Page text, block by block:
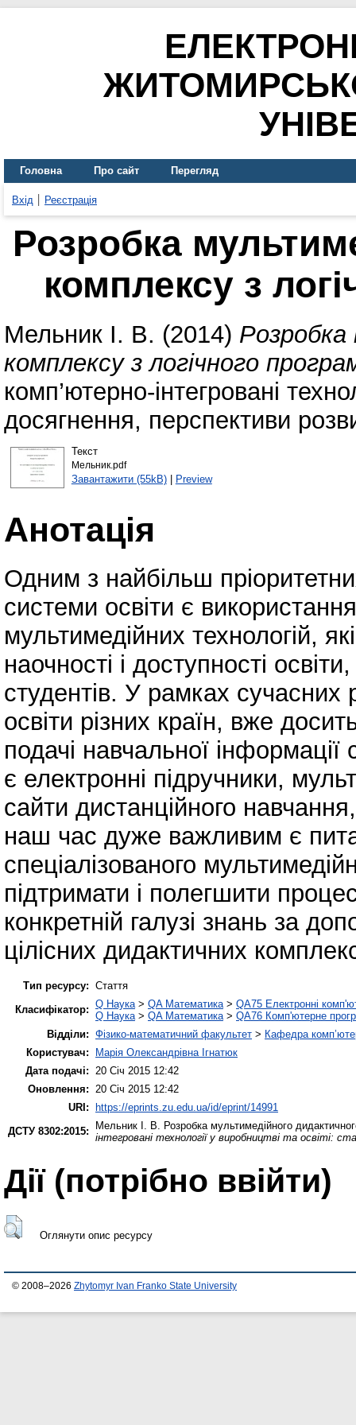
Головна Про сайт Перегляд
Вхід Реєстрація
Розробка
комплексу з
Мельник І. В. (2014)
комплексу з логічного
комп’ютерно-інтегровані
досягнення, перспективи
Текст
Мельник.pdf
Завантажити (55kB)| Preview
Анотація
Одним з найбільш
системи освіти є
мультимедійних технологій,
наочності і доступності
студентів. У рамках
освіти різних країн, вже
подачі навчальної
є електронні підручники,
сайти дистанційного
наш час дуже важливим є
спеціалізованого
підтримати і полегшити
конкретній галузі знань за
цілісних дидактичних
Тип ресурсу: Стаття
Класифікатор: Q Наука > QA Математика > QA75 Електронні
Q Наука > QA Математика > QA76 Комп'ютерне
Відділи: Фізико-математичний факультет > Кафедра
Користувач:
Марія Олександрівна Ігнатюк
Дата подачі:
20 Січ 2015 12:42
Оновлення:
20 Січ 2015 12:42
URI: https://eprints.zu.edu.ua/id/eprint/14991
ДСТУ 8302:2015:
Мельник І. В.
Розробка мультимедійного
інтегровані технології у виробництві та освіті:
Дії ​​(потрібно ввійти)
Оглянути опис ресурсу
© 2008–2026 Zhytomyr Ivan Franko State University